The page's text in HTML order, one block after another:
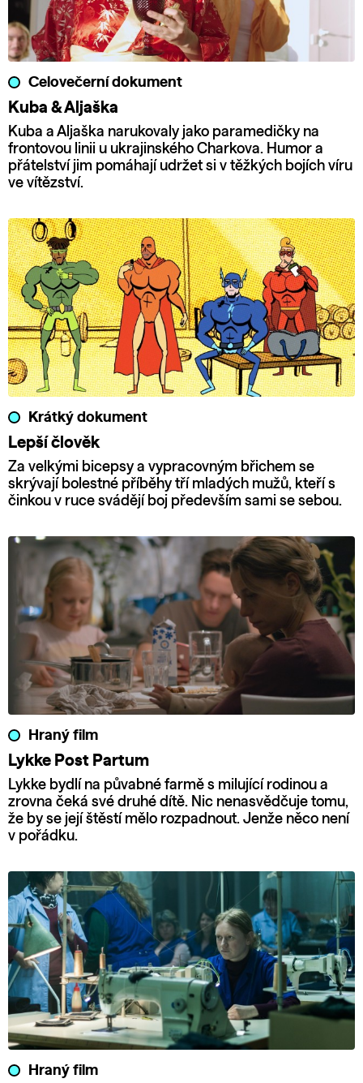
Celovečerní dokument
Kuba & Aljaška
Kuba a Aljaška narukovaly jako paramedičky na
frontovou linii u ukrajinského Charkova. Humor a
přátelství jim pomáhají udržet si v těžkých bojích víru
ve vítězství.
Krátký dokument
Lepší člověk
Za velkými bicepsy a vypracovným břichem se
skrývají bolestné příběhy tří mladých mužů, kteří s
činkou v ruce svádějí boj především sami se sebou.
Hraný film
Lykke Post Partum
Lykke bydlí na půvabné farmě s milující rodinou a
zrovna čeká své druhé dítě. Nic nenasvědčuje tomu,
že by se její štěstí mělo rozpadnout. Jenže něco není
v pořádku.
Hraný film